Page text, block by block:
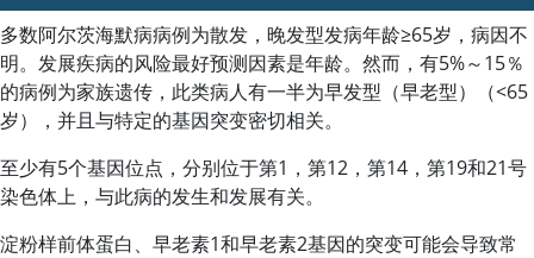
多数阿尔茨海默病病例为散发，晚发型发病年龄≥65岁，病因不
明。发展疾病的风险最好预测因素是年龄。然而，有5%～15％
的病例为家族遗传，此类病人有一半为早发型（早老型）（<65
岁），并且与特定的基因突变密切相关。
至少有5个基因位点，分别位于第1，第12，第14，第19和21号
染色体上，与此病的发生和发展有关。
淀粉样前体蛋白、早老素1和早老素2基因的突变可能会导致常